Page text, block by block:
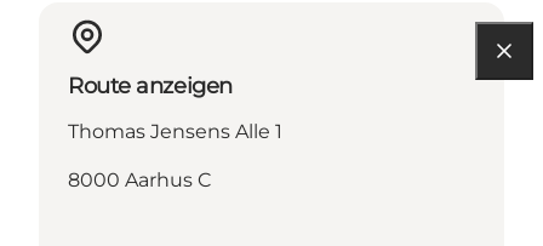
Route anzeigen
Thomas Jensens Alle 1
8000 Aarhus C